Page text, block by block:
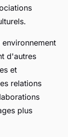
d'autres
et
relations
plus